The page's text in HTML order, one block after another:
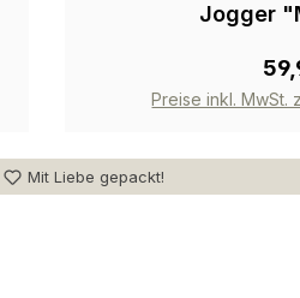
Jogger
Preise inkl. MwSt.
Mit Liebe gepackt!